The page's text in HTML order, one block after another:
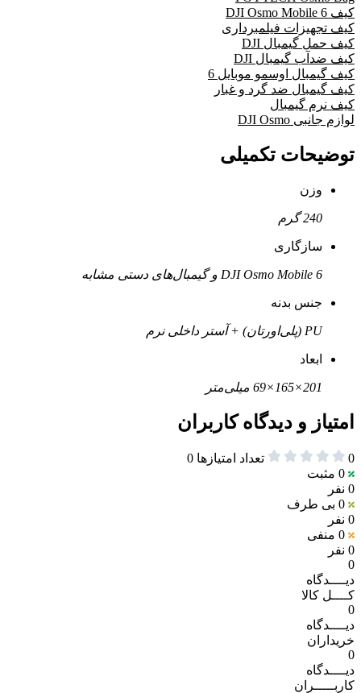
کیف DJI Osmo Mobile 6
کیف تجهیزات فیلمبرداری
کیف حمل گیمبال DJI
کیف ضدآب گیمبال DJI
کیف گیمبال اوسمو موبایل 6
کیف گیمبال ضد گرد و غبار
کیف نرم گیمبال
لوازم جانبی DJI Osmo
توضیحات تکمیلی
وزن
240 گرم
سازگاری
DJI Osmo Mobile 6 و گیمبال‌های دستی مشابه
جنس بدنه
PU (پلی‌اورتان) + آستر داخلی نرم
ابعاد
201×165×69 میلی‌متر
امتیاز و دیدگاه کاربران
0 تعداد امتیازها 0
0 مثبت
0 نفر
0 بی طرف
0 نفر
0 منفی
0 نفر
0
دیــــدگاه
کــــل کالا
0
دیــــدگاه
خریداران
0
دیــــدگاه
کاربـــــران